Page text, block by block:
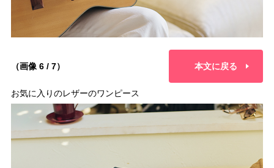
（画像 6 / 7） 本文に戻る
お気に入りのレザーのワンピース